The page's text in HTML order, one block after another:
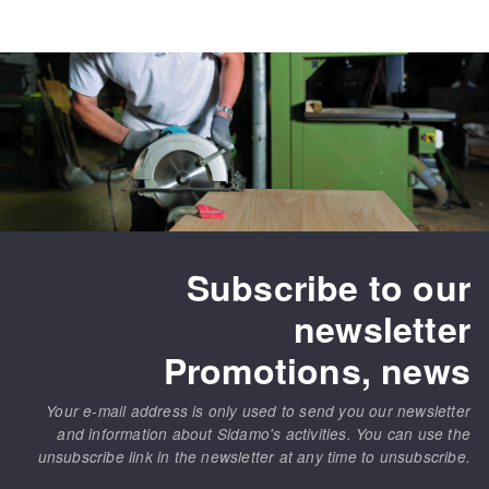
engine lathes
Tables
Band saw blades
Annular cutter
Forets métaux
Subscribe to our
newsletter
Promotions, news
Your e-mail address is only used to send you our newsletter
and information about Sidamo's activities. You can use the
unsubscribe link in the newsletter at any time to unsubscribe.